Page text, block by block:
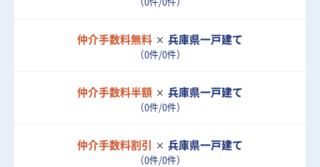
仲介手数料無料 兵庫県一戸建て
（0件/0件）
仲介手数料半額 兵庫県一戸建て
（0件/0件）
仲介手数料割引 兵庫県一戸建て
（0件/0件）